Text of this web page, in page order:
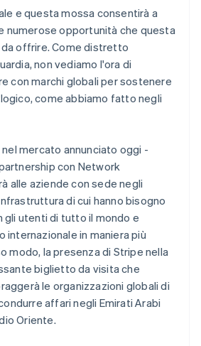
e questa mossa consentirà a
numerose opportunità che questa
offrire. Come distretto
non vediamo l'ora di
con marchi globali per sostenere
come abbiamo fatto negli
mercato annunciato oggi -
con Network
alle aziende con sede negli
di cui hanno bisogno
utenti di tutto il mondo e
internazionale in maniera più
modo, la presenza di Stripe nella
biglietto da visita che
le organizzazioni globali di
affari negli Emirati Arabi
Oriente.